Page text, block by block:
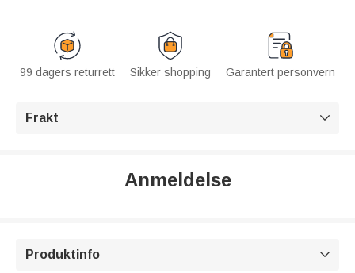
99 dagers returrett Sikker shopping Garantert personvern
Frakt 
Anmeldelse
Produktinfo 